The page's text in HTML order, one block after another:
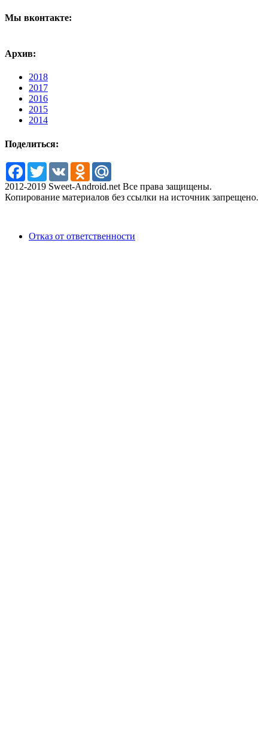
Мы вконтакте:
Архив:
2018
2017
2016
2015
2014
Поделиться:
Facebook
TwitterVK Odnoklassniki
2012-2019 Sweet-Android.net Все права защищены.
Копирование материалов без ссылки на источник запрещено.
Отказ от ответственности